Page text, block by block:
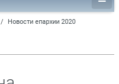
/ Новости епархии 2020